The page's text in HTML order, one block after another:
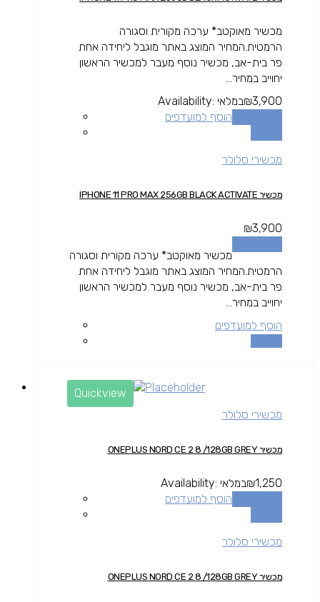
מכשיר מאוקטב* ערכה מקורית וסגורה
הרמטית.המחיר המוצג באתר מוגבל ליחידה אחת
פר בית-אב, מכשיר נוסף מעבר למכשיר הראשון
יחוייב במחיר...
₪3,900
Availability: במלאי
הוסף למועדפים
מכשירי סלולר
מכשיר IPHONE 11 PRO MAX 256GB BLACK ACTIVATE
₪3,900
מכשיר מאוקטב* ערכה מקורית וסגורה
הרמטית.המחיר המוצג באתר מוגבל ליחידה אחת
פר בית-אב, מכשיר נוסף מעבר למכשיר הראשון
יחוייב במחיר...
הוסף למועדפים
Quickview
מכשירי סלולר
מכשיר ONEPLUS NORD CE 2 8 /128GB GREY
₪1,250
Availability: במלאי
הוסף למועדפים
מכשירי סלולר
מכשיר ONEPLUS NORD CE 2 8 /128GB GREY